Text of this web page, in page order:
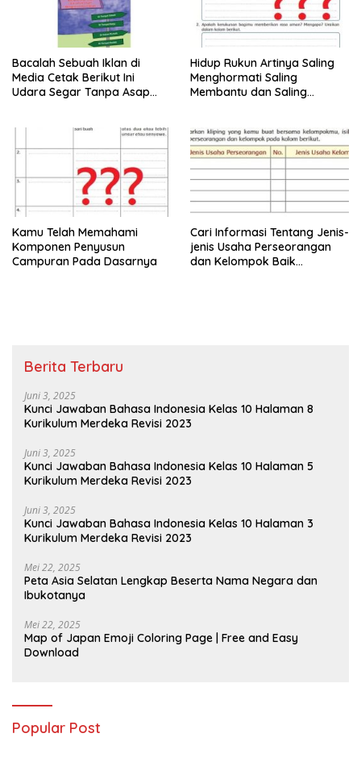
Bacalah Sebuah Iklan di
Media Cetak Berikut Ini
Udara Segar Tanpa Asap
Hidup Rukun Artinya Saling
Menghormati Saling
Membantu dan Saling
Kamu Telah Memahami
Komponen Penyusun
Campuran Pada Dasarnya
Cari Informasi Tentang Jenis-
jenis Usaha Perseorangan
dan Kelompok Baik
Berita Terbaru
Juni 3, 2025
Kunci Jawaban Bahasa Indonesia Kelas 10 Halaman 8
Kurikulum Merdeka Revisi 2023
Juni 3, 2025
Kunci Jawaban Bahasa Indonesia Kelas 10 Halaman 5
Kurikulum Merdeka Revisi 2023
Juni 3, 2025
Kunci Jawaban Bahasa Indonesia Kelas 10 Halaman 3
Kurikulum Merdeka Revisi 2023
Mei 22, 2025
Peta Asia Selatan Lengkap Beserta Nama Negara dan
Ibukotanya
Mei 22, 2025
Map of Japan Emoji Coloring Page | Free and Easy
Download
Popular Post